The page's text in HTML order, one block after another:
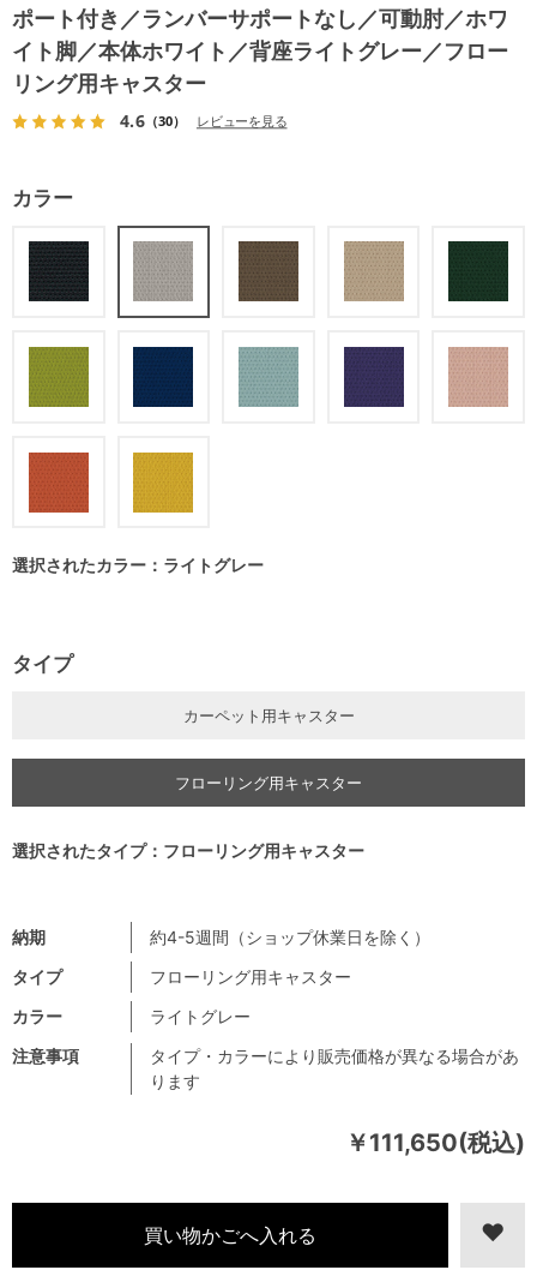
ポート付き／ランバーサポートなし／可動肘／ホワ
イト脚／本体ホワイト／背座ライトグレー／フロー
リング用キャスター
4.6（30） レビューを見る
￥111,650(税込)
注意事項
タイプ・カラーにより販売価格が異なる場合があ
ります
納期
約4-5週間（ショップ休業日を除く）
タイプ
フローリング用キャスター
カラー
ライトグレー
カラー
選択されたカラー：ライトグレー
タイプ
カーペット用キャスター
フローリング用キャスター
選択されたタイプ：フローリング用キャスター